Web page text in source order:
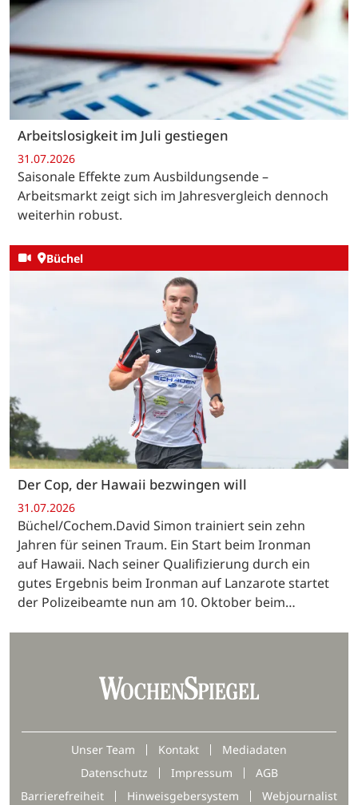
Arbeitslosigkeit im Juli gestiegen
31.07.2026
Saisonale Effekte zum Ausbildungsende –
Arbeitsmarkt zeigt sich im Jahresvergleich dennoch
weiterhin robust.
Büchel
Der Cop, der Hawaii bezwingen will
31.07.2026
Büchel/Cochem.David Simon trainiert sein zehn
Jahren für seinen Traum. Ein Start beim Ironman
auf Hawaii. Nach seiner Qualifizierung durch ein
gutes Ergebnis beim Ironman auf Lanzarote startet
der Polizeibeamte nun am 10. Oktober beim…
Unser Team Kontakt
Mediadaten
Datenschutz
Impressum
AGB
Barrierefreiheit
Hinweisgebersystem Webjournalist